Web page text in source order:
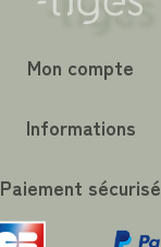
Mon compte
Informations
Paiement sécurisé